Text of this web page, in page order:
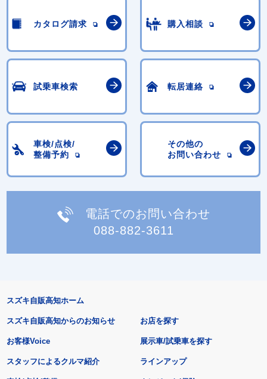
カタログ請求 購入相談
試乗車検索 転居連絡
車検/点検/
整備予約
その他の
お問い合わせ
電話でのお問い合わせ
088-882-3611
スズキ自販高知ホーム
スズキ自販高知からのお知らせ
お客様Voice
スタッフによるクルマ紹介
お店を探す
展示車/試乗車を探す
ラインアップ